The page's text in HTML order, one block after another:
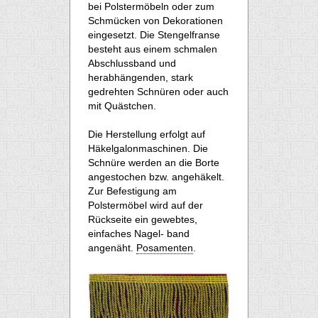
bei Polstermöbeln oder zum
Schmücken von Dekorationen
eingesetzt. Die Stengelfranse
besteht aus einem schmalen
Abschlussband und
herabhängenden, stark
gedrehten Schnüren oder auch
mit Quästchen.
Die Herstellung erfolgt auf
Häkelgalonmaschinen. Die
Schnüre werden an die Borte
angestochen bzw. angehäkelt.
Zur Befestigung am
Polstermöbel wird auf der
Rückseite ein gewebtes,
einfaches Nagel- band
angenäht. Posamenten